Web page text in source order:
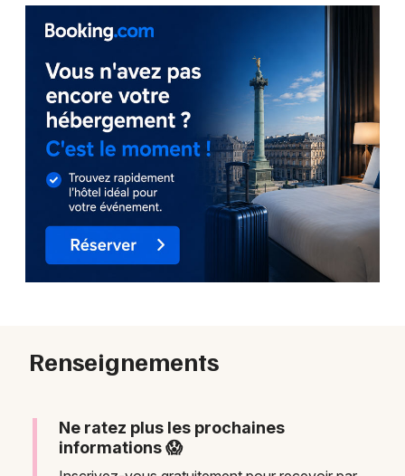
Renseignements
Ne ratez plus les prochaines
informations 😱